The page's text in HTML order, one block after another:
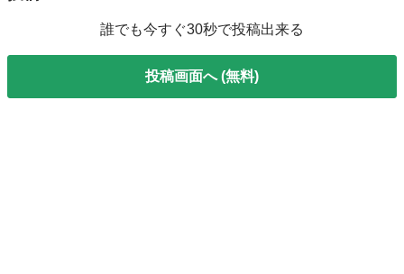
誰でも今すぐ30秒で投稿出来る
投稿画面へ (無料)